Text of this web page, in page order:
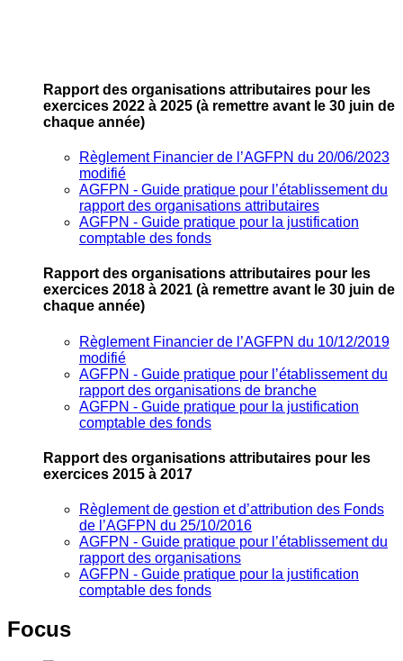
Rapport des organisations attributaires pour les
exercices 2022 à 2025 (à remettre avant le 30 juin de
chaque année)
Règlement Financier de l’AGFPN du 20/06/2023
modifié
AGFPN ‐ Guide pratique pour l’établissement du
rapport des organisations attributaires
AGFPN ‐ Guide pratique pour la justification
comptable des fonds
Rapport des organisations attributaires pour les
exercices 2018 à 2021 (à remettre avant le 30 juin de
chaque année)
Règlement Financier de l’AGFPN du 10/12/2019
modifié
AGFPN ‐ Guide pratique pour l’établissement du
rapport des organisations de branche
AGFPN ‐ Guide pratique pour la justification
comptable des fonds
Rapport des organisations attributaires pour les
exercices 2015 à 2017
Règlement de gestion et d’attribution des Fonds
de l’AGFPN du 25/10/2016
AGFPN ‐ Guide pratique pour l’établissement du
rapport des organisations
AGFPN ‐ Guide pratique pour la justification
comptable des fonds
Focus